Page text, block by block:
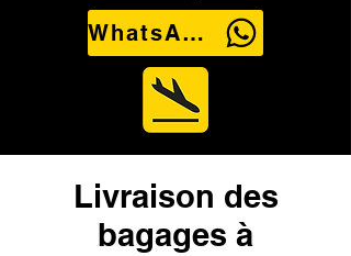
WhatsApp Us
Livraison des
bagages à